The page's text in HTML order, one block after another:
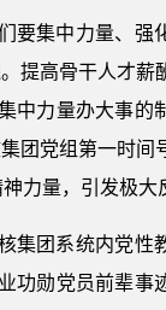
要集中力量、强
提高骨干人才薪
中力量办大事的
团党组第一时间
力量，引发极大
集团系统内党性
功勋党员前辈事